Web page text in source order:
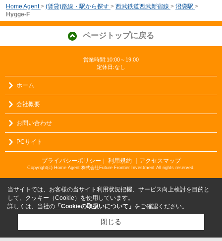
Home Agent > (賃貸)路線・駅から探す > 西武鉄道西武新宿線 > 沼袋駅 >
Hygge-F
ページトップに戻る
営業時間:10:00～19:00
定休日:なし
ホーム
会社概要
お問い合わせ
PCサイト
プライバシーポリシー 利用規約 ｜アクセスマップ
Copyright(c) Home Agent 株式会社Future Frontier Investment All rights reserved.
当サイトでは、お客様の当サイト利用状況把握、サービス向上検討を目的と
して、クッキー（Cookie）を使用しています。
詳しくは、当社の 「Cookieの取扱いについて」 をご確認ください。
閉じる